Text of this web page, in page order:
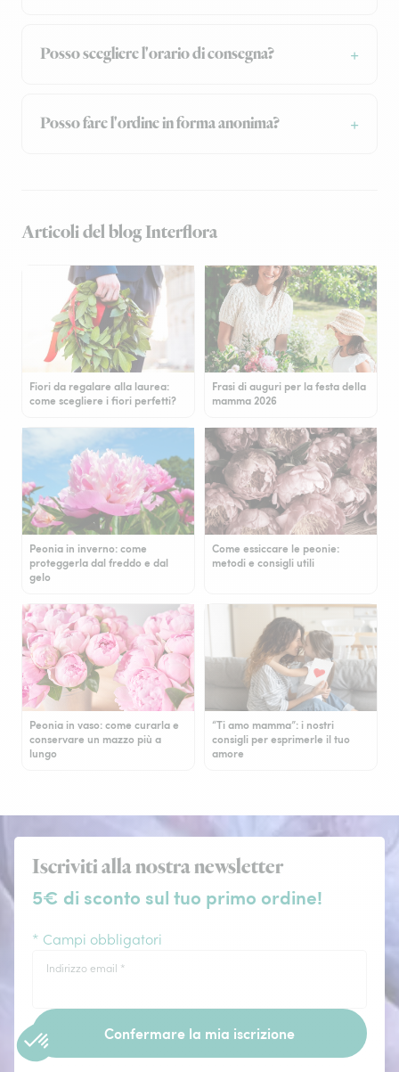
Posso scegliere l'orario di consegna?
Posso fare l'ordine in forma anonima?
Articoli del blog Interflora
Fiori da regalare alla laurea:
come scegliere i fiori perfetti?
Frasi di auguri per la festa della
mamma 2026
Peonia in inverno: come
proteggerla dal freddo e dal
gelo
Come essiccare le peonie:
metodi e consigli utili
Peonia in vaso: come curarla e
conservare un mazzo più a
lungo
“Ti amo mamma”: i nostri
consigli per esprimerle il tuo
amore
Iscriviti alla nostra newsletter
5€ di sconto sul tuo primo ordine!
* Campi obbligatori
Indirizzo email *
Confermare la mia iscrizione